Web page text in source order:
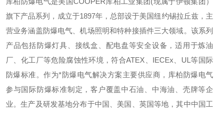
旗下产品系列，成立于1897年，总部设于美国纽约锡拉丘兹，主
营业务涵盖防爆电气、机场照明和特种接插件三大领域。该系列
产品包括防爆灯具、接线盒、配电盘等安全设备，适用于炼油
厂、化工厂等危险腐蚀性环境，符合ATEX IECEx UL 等国际
防爆标准。作为*防爆电气解决方案主要供应商，库柏防爆电气
参与国际防爆标准制定，客户覆盖中石油、中海油、壳牌等企
业。生产及研发基地分布于中国、美国、英国等地，其中中国工